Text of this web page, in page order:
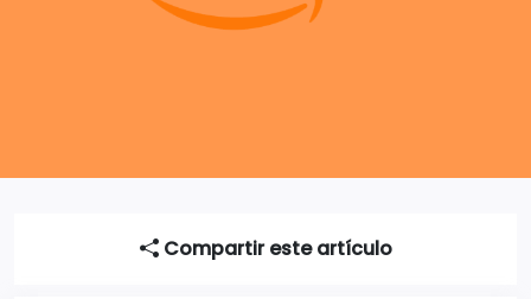
Compartir este artículo